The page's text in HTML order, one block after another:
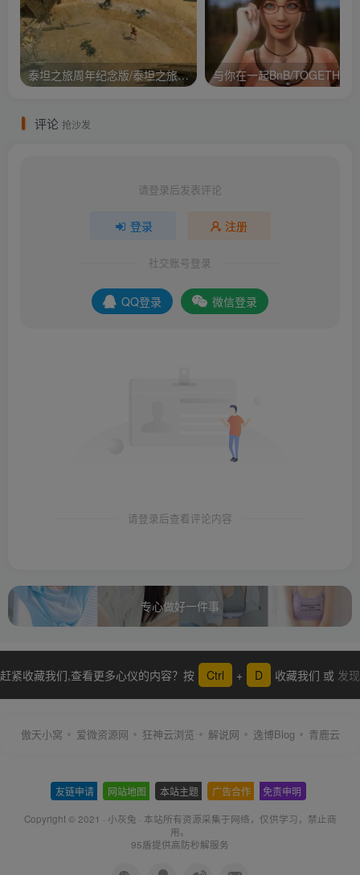
泰坦之旅周年纪念版/泰坦之旅：不朽王座/Titan Quest Anniversary Edition
评论 抢沙发
请登录后发表评论
登录 注册
社交账号登录
QQ登录 微信登录
请登录后查看评论内容
专心做好一件事
赶紧收藏我们,查看更多心仪的内容？按 Ctrl + D 收藏我们 或 发现
傲天小窝 爱微资源网 狂神云浏览 解说网 逸博Blog 青鹿云
友链申请 网站地图 本站主题 广告合作 免责申明
Copyright © 2021 · 小灰兔 · 本站所有资源采集于网络，仅供学习，禁止商
用。
95盾提供高防秒解服务